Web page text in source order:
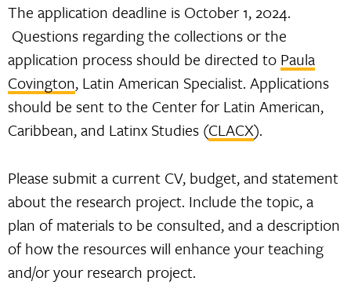
The application deadline is October 1, 2024.
Questions regarding the collections or the
application process should be directed to Paula
Covington, Latin American Specialist. Applications
should be sent to the Center for Latin American,
Caribbean, and Latinx Studies (CLACX).
Please submit a current CV, budget, and statement
about the research project. Include the topic, a
plan of materials to be consulted, and a description
of how the resources will enhance your teaching
and/or your research project.